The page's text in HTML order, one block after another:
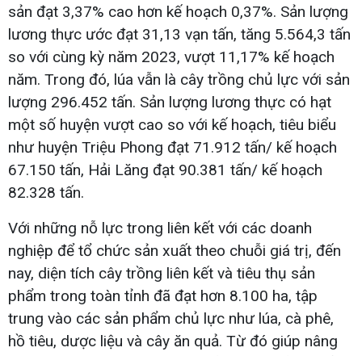
sản đạt 3,37% cao hơn kế hoạch 0,37%. Sản lượng
lương thực ước đạt 31,13 vạn tấn, tăng 5.564,3 tấn
so với cùng kỳ năm 2023, vượt 11,17% kế hoạch
năm. Trong đó, lúa vẫn là cây trồng chủ lực với sản
lượng 296.452 tấn. Sản lượng lương thực có hạt
một số huyện vượt cao so với kế hoạch, tiêu biểu
như huyện Triệu Phong đạt 71.912 tấn/ kế hoạch
67.150 tấn, Hải Lăng đạt 90.381 tấn/ kế hoạch
82.328 tấn.
Với những nỗ lực trong liên kết với các doanh
nghiệp để tổ chức sản xuất theo chuỗi giá trị, đến
nay, diện tích cây trồng liên kết và tiêu thụ sản
phẩm trong toàn tỉnh đã đạt hơn 8.100 ha, tập
trung vào các sản phẩm chủ lực như lúa, cà phê,
hồ tiêu, dược liệu và cây ăn quả. Từ đó giúp nâng